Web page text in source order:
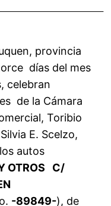
provincia
días del mes
celebran
de la Cámara
Toribio
E. Scelzo,
autos
OTROS C/
-89849-), de